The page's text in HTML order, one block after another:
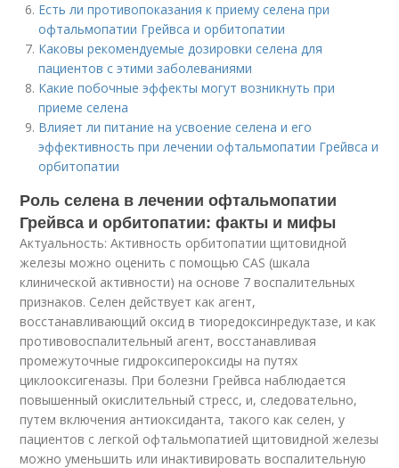
Есть ли противопоказания к приему селена при
офтальмопатии Грейвса и орбитопатии
Каковы рекомендуемые дозировки селена для
пациентов с этими заболеваниями
Какие побочные эффекты могут возникнуть при
приеме селена
Влияет ли питание на усвоение селена и его
эффективность при лечении офтальмопатии Грейвса и
орбитопатии
Роль селена в лечении офтальмопатии
Грейвса и орбитопатии: факты и мифы
Актуальность: Активность орбитопатии щитовидной
железы можно оценить с помощью CAS (шкала
клинической активности) на основе 7 воспалительных
признаков. Селен действует как агент,
восстанавливающий оксид в тиоредоксинредуктазе, и как
противовоспалительный агент, восстанавливая
промежуточные гидроксипероксиды на путях
циклооксигеназы. При болезни Грейвса наблюдается
повышенный окислительный стресс, и, следовательно,
путем включения антиоксиданта, такого как селен, у
пациентов с легкой офтальмопатией щитовидной железы
можно уменьшить или инактивировать воспалительную